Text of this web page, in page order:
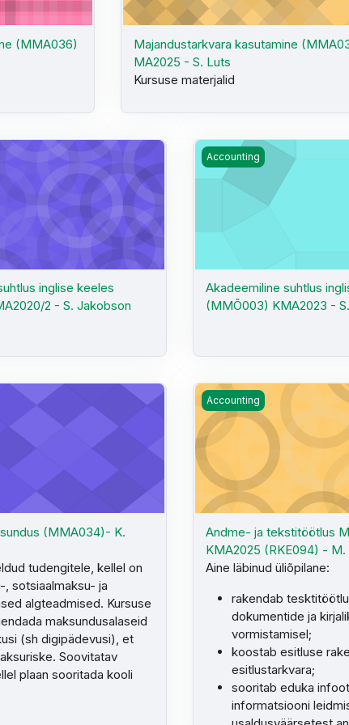
(MMA036)
Majandustarkvara kasutamine
MA2025 - S. Luts
Kursuse materjalid
inglise keeles (MMÕ003) KMA2020/2 - S. Jakobson
inglise keeles
2 - S. Jakobson
Akadeemiline suhtlus
Accounting
Akadeemiline suhtlus
(MMÕ003) KMA2023 -
(MMA034)- K. Kallaste
(MMA034)- K.
tudengitele, kellel on
, sotsiaalmaksu- ja
algteadmised. Kursuse
maksundusalaseid
(sh digipädevusi), et
Soovitatav
plaan sooritada kooli
Andme- ja tekstitöötlus
Accounting
Andme- ja tekstitöötlus
KMA2025 (RKE094) - M.
Aine läbinud üliõpilane:
rakendab
dokumentide ja
vormistamisel;
koostab esitluse
esitlustarkvara;
sooritab eduka
informatsiooni